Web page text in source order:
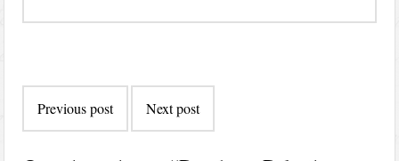
navigation
Previous post Next post